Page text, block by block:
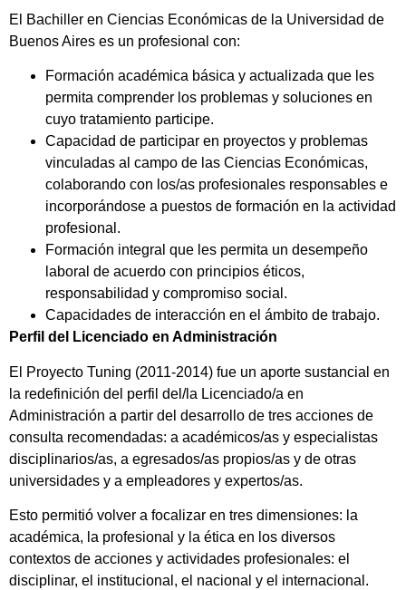
El Bachiller en Ciencias Económicas de la Universidad de
Buenos Aires es un profesional con:
Formación académica básica y actualizada que les
permita comprender los problemas y soluciones en
cuyo tratamiento participe.
Capacidad de participar en proyectos y problemas
vinculadas al campo de las Ciencias Económicas,
colaborando con los/as profesionales responsables e
incorporándose a puestos de formación en la actividad
profesional.
Formación integral que les permita un desempeño
laboral de acuerdo con principios éticos,
responsabilidad y compromiso social.
Capacidades de interacción en el ámbito de trabajo.
Perfil del Licenciado en Administración
El Proyecto Tuning (2011-2014) fue un aporte sustancial en
la redefinición del perfil del/la Licenciado/a en
Administración a partir del desarrollo de tres acciones de
consulta recomendadas: a académicos/as y especialistas
disciplinarios/as, a egresados/as propios/as y de otras
universidades y a empleadores y expertos/as.
Esto permitió volver a focalizar en tres dimensiones: la
académica, la profesional y la ética en los diversos
contextos de acciones y actividades profesionales: el
disciplinar, el institucional, el nacional y el internacional.